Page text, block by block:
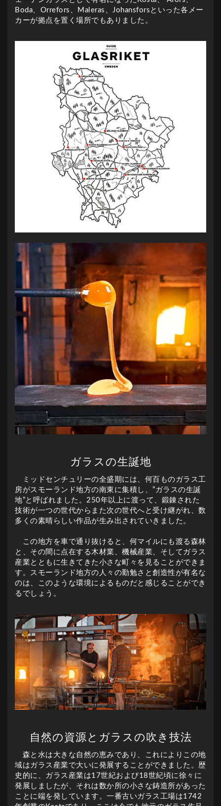
Boda、Orrefors、Maleras、Johansforsといった各メー
カーが拠点を置く場所でもありました。
ガラスの生誕地
ミッドセンチュリーの全盛期には、何百ものガラス工
房がスモーランド地方の南東に集積し、”ガラスの生誕
地”と呼ばれました。250年以上に渡って、鍛錬された
技術が一つの世代からまた次の世代へと受け継がれ、数
多くの素晴らしい作品が生み出されていきました。
この地方を車で通り抜けると、何マイルにも渡る森林
と、その間に点在する木材業、機械産業、そしてガラス
産業とともに生きてきた小さな町々を見ることができま
す。スモーランド地方の人々の勤勉さと創造性が有名な
のは、このような環境によるものだと感じることができ
るでしょう。
自然の資源とガラスの吹き技法
森と水は大きな自然の恵みであり、これによりこの地
域はガラス産業で大いに発展することができました。歴
史的に、ガラス産業は17世紀および18世紀頃に徐々に
発展しましたが、それは数か所の小さな鋳造所があった
ことに端を発しています。一番古いガラス工場は1742